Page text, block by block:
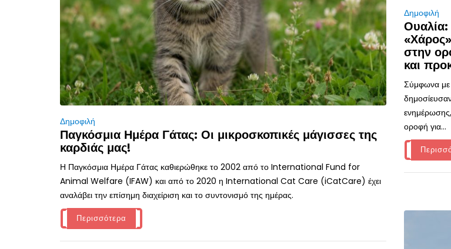
Δημοφιλή
Παγκόσμια Ημέρα Γάτας: Οι μικροσκοπικές μάγισσες της
καρδιάς μας!
Η Παγκόσμια Ημέρα Γάτας καθιερώθηκε το 2002 από το International Fund for
Animal Welfare (IFAW) και από το 2020 η International Cat Care (iCatCare) έχει
αναλάβει την επίσημη διαχείριση και το συντονισμό της ημέρας.
Περισσότερα
Δημοφιλή
Ουαλία:
στην
και
Σύμφωνα με
οροφή για...